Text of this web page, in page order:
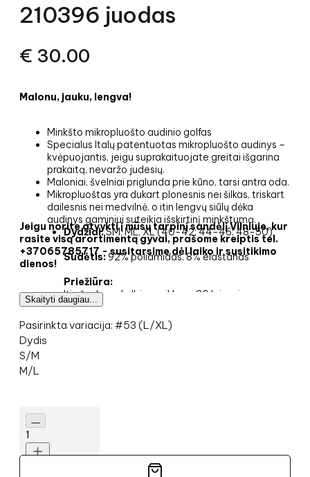
210396 juodas
€ 30.00
Malonu, jauku, lengva!
Minkšto mikropluošto audinio golfas
Specialus Italų patentuotas mikropluošto audinys –
kvėpuojantis, jeigu suprakaituojate greitai išgarina
prakaitą, nevaržo judesių.
Maloniai, švelniai priglunda prie kūno, tarsi antra oda.
Mikropluoštas yra dukart plonesnis nei šilkas, triskart
dailesnis nei medvilnė, o itin lengvų siūlų dėka
audinys gaminiui suteikia išskirtinį minkštumą.
Dydžiai:SM, ML, XL (40-42; 44-46; 48-50)
Sudėtis:92% poliamidas, 8% elastanas
Priežiūra:
Itin švelnus skalbimo ciklas - 30 laipsnių
Lyginti negalima
Balinti negalima
Nevalyti sausu (cheminiu) būdu ir nenaudoti
Jeigu norite atvykti į mūsų tarpinį sandėlį Vilniuje, kur
rasite visą arortimentą gyvai, prašome kreiptis tel.
+37065785717 - susitarsime dėl laiko ir susitikimo
dienos!
Skaityti daugiau...
Pasirinkta variacija: #53 (L/XL)
Dydis
S/M
M/L
1